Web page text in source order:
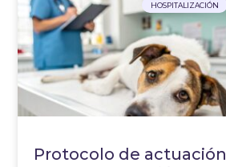
HOSPITALIZACIÓN
Protocolo de actuación